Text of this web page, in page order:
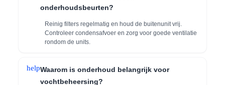
onderhoudsbeurten?
Reinig filters regelmatig en houd de buitenunit vrij.
Controleer condensafvoer en zorg voor goede ventilatie
rondom de units.
helpWaarom is onderhoud belangrijk voor
vochtbeheersing?